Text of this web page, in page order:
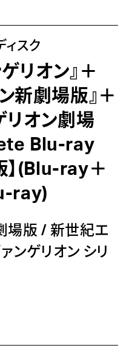
スク
リオン』＋
新劇場版』＋
リオン劇場
Blu-ray
】(Blu-ray＋
ray)
場版 / 新世紀エ
ンゲリオン シリ